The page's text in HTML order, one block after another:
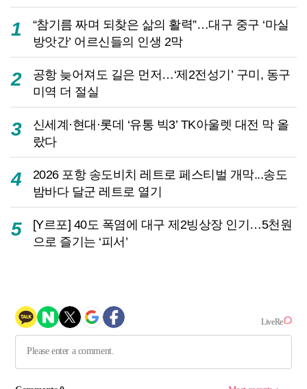
1
“참기름 짜며 되찾은 삶의 활력”…대구 중구 ‘마실
방앗간’ 어르신들의 인생 2막
2
공항 늦어져도 길은 먼저…‘제2전성기’ 구미, 동구
미역 더 절실
3
신세계·현대·롯데 ‘유통 빅3’ TK아울렛 대전 막 올
랐다
4
2026 포항 송도비치 레트로 페스티벌 개막...송도
밤바다 달군 레트로 열기
5
[Y르포] 40도 폭염에 대구 제2빙상장 인기…5천원
으로 즐기는 ‘피서’